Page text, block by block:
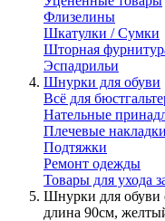
Флизелины
Шкатулки / Сумки
Шторная
Эспадрильи
Шнурки для обуви
Всё для
Нательные
Плечевые
Подтяжки
Ремонт одежды
Товары для ухода
Шнурки для обуви
длина 90см,